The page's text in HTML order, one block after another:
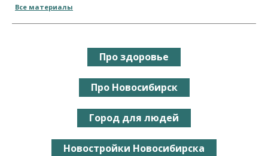
Все материалы
Про здоровье
Про Новосибирск
Город для людей
Новостройки Новосибирска